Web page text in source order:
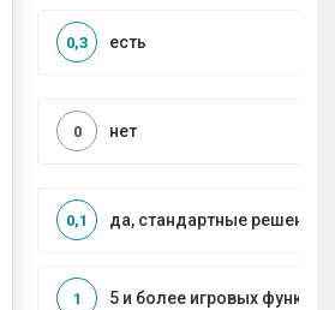
есть
0,3
нет
0
да, стандартные решения
0,1
5 и более игровых функций
1